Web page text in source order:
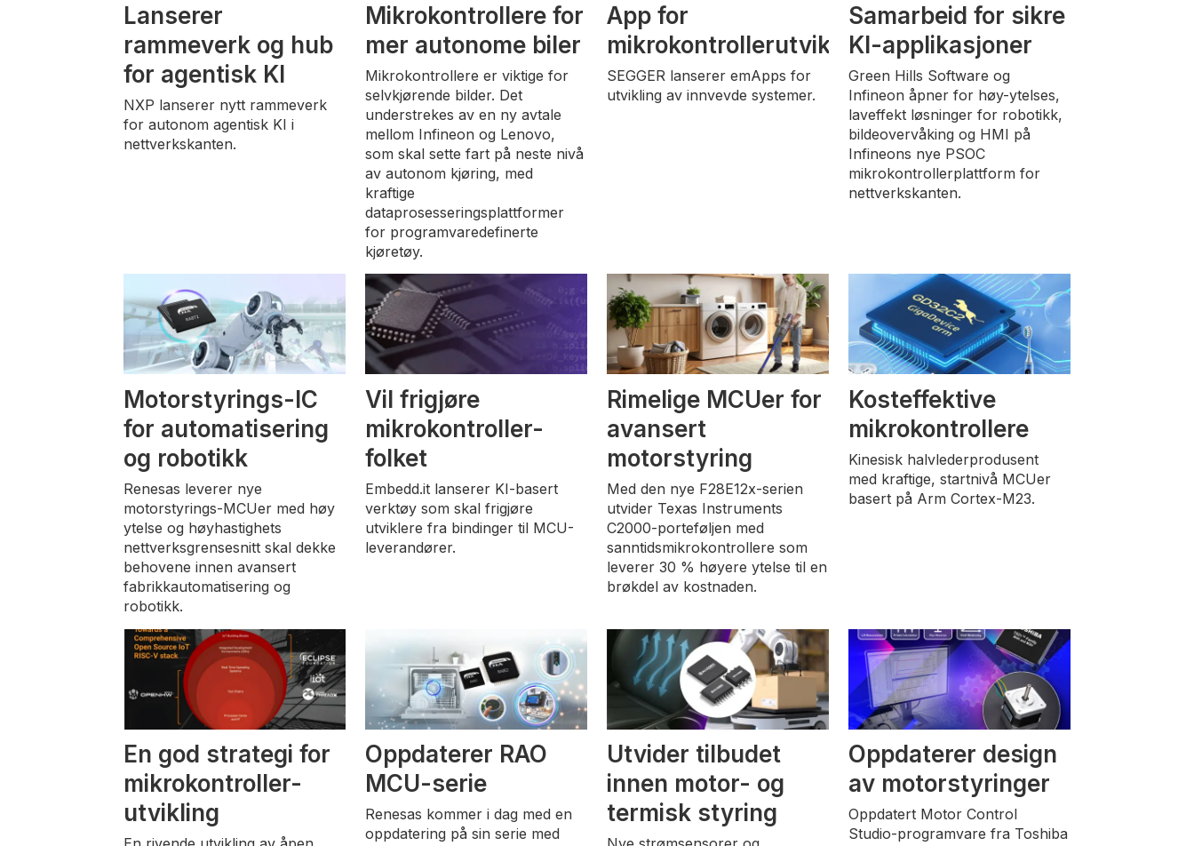
Lanserer
rammeverk og hub
for agentisk KI
NXP lanserer nytt rammeverk
for autonom agentisk KI i
nettverkskanten.
Mikrokontrollere for
mer autonome biler
Mikrokontrollere er viktige for
selvkjørende bilder. Det
understrekes av en ny avtale
mellom Infineon og Lenovo,
som skal sette fart på neste nivå
av autonom kjøring, med
kraftige
dataprosesseringsplattformer
for programvaredefinerte
kjøretøy.
App for
mikrokontrollerutvikling
SEGGER lanserer emApps for
utvikling av innvevde systemer.
Samarbeid for sikre
KI-applikasjoner
Green Hills Software og
Infineon åpner for høy-ytelses,
laveffekt løsninger for robotikk,
bildeovervåking og HMI på
Infineons nye PSOC
mikrokontrollerplattform for
nettverkskanten.
Motorstyrings-IC
for automatisering
og robotikk
Renesas leverer nye
motorstyrings-MCUer med høy
ytelse og høyhastighets
nettverksgrensesnitt skal dekke
behovene innen avansert
fabrikkautomatisering og
robotikk.
Vil frigjøre
mikrokontroller-
folket
Embedd.it lanserer KI-basert
verktøy som skal frigjøre
utviklere fra bindinger til MCU-
leverandører.
Rimelige MCUer for
avansert
motorstyring
Med den nye F28E12x-serien
utvider Texas Instruments
C2000-porteføljen med
sanntidsmikrokontrollere som
leverer 30 % høyere ytelse til en
brøkdel av kostnaden.
Kosteffektive
mikrokontrollere
Kinesisk halvlederprodusent
med kraftige, startnivå MCUer
basert på Arm Cortex-M23.
En god strategi for
mikrokontroller-
utvikling
Oppdaterer RAO
MCU-serie
Renesas kommer i dag med en
oppdatering på sin serie med
Utvider tilbudet
innen motor- og
termisk styring
Oppdaterer design
av motorstyringer
Oppdatert Motor Control
Studio-programvare fra Toshiba